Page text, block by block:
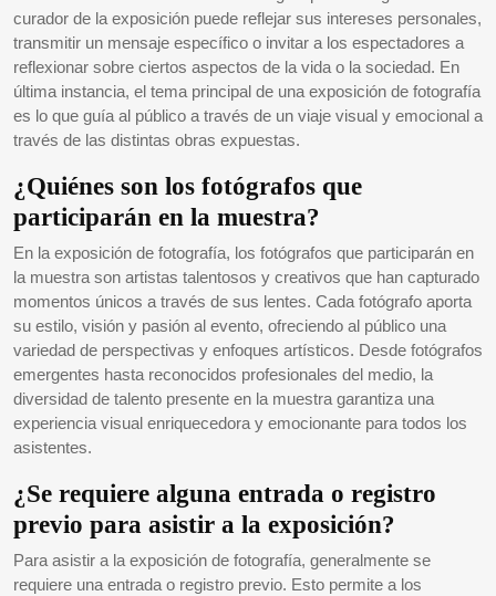
curador de la exposición puede reflejar sus intereses personales,
transmitir un mensaje específico o invitar a los espectadores a
reflexionar sobre ciertos aspectos de la vida o la sociedad. En
última instancia, el tema principal de una exposición de fotografía
es lo que guía al público a través de un viaje visual y emocional a
través de las distintas obras expuestas.
¿Quiénes son los fotógrafos que
participarán en la muestra?
En la exposición de fotografía, los fotógrafos que participarán en
la muestra son artistas talentosos y creativos que han capturado
momentos únicos a través de sus lentes. Cada fotógrafo aporta
su estilo, visión y pasión al evento, ofreciendo al público una
variedad de perspectivas y enfoques artísticos. Desde fotógrafos
emergentes hasta reconocidos profesionales del medio, la
diversidad de talento presente en la muestra garantiza una
experiencia visual enriquecedora y emocionante para todos los
asistentes.
¿Se requiere alguna entrada o registro
previo para asistir a la exposición?
Para asistir a la exposición de fotografía, generalmente se
requiere una entrada o registro previo. Esto permite a los